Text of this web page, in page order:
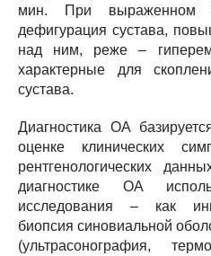
мин. При выраженном
дефигурация сустава,
над ним, реже –
характерные для
сустава.
Диагностика ОА
оценке клинических
рентгенологических
диагностике ОА
исследования – как
биопсия синовиальной
(ультрасонография,